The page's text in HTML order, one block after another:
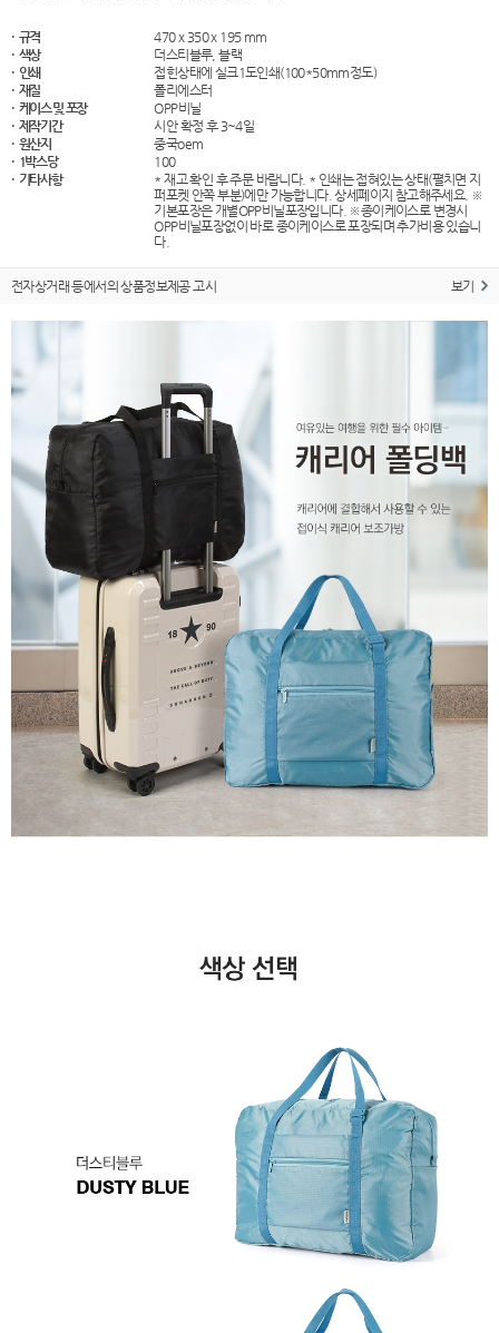
· 규격
470 x 350 x 195 mm
· 색상
더스티블루, 블랙
· 인쇄
접힌상태에 실크1도인쇄(100*50mm정도)
· 재질
폴리에스터
· 케이스 및 포장
OPP비닐
· 제작기간
시안 확정 후 3~4일
· 원산지
중국oem
· 1박스당
100
· 기타사항
* 재고 확인 후 주문 바랍니다. * 인쇄는 접혀있는 상태(펼치면 지
퍼포켓 안쪽 부분)에만 가능합니다. 상세페이지 참고해주세요. ※
기본포장은 개별OPP비닐포장입니다. ※종이케이스로 변경시
OPP비닐포장없이 바로 종이케이스로 포장되며 추가비용 있습니
다.
전자상거래 등에서의 상품정보제공 고시 보기